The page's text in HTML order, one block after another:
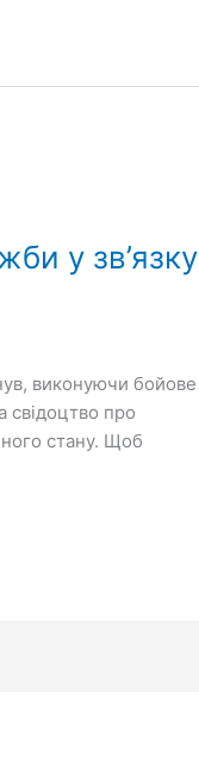
у зв’язку
виконуючи бойове
свідоцтво про
стану. Щоб